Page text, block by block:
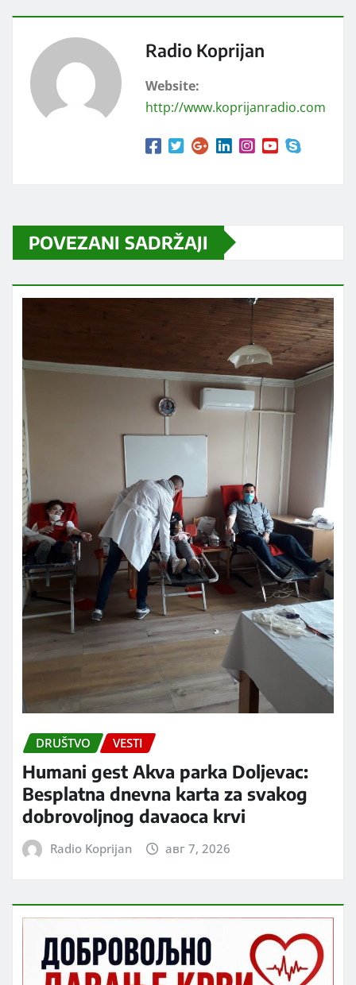
Radio Koprijan
Website:
http://www.koprijanradio.com
POVEZANI SADRŽAJI
DRUŠTVO VESTI
Humani gest Akva parka Doljevac:
Besplatna dnevna karta za svakog
dobrovoljnog davaoca krvi
Radio Koprijan авг 7, 2026